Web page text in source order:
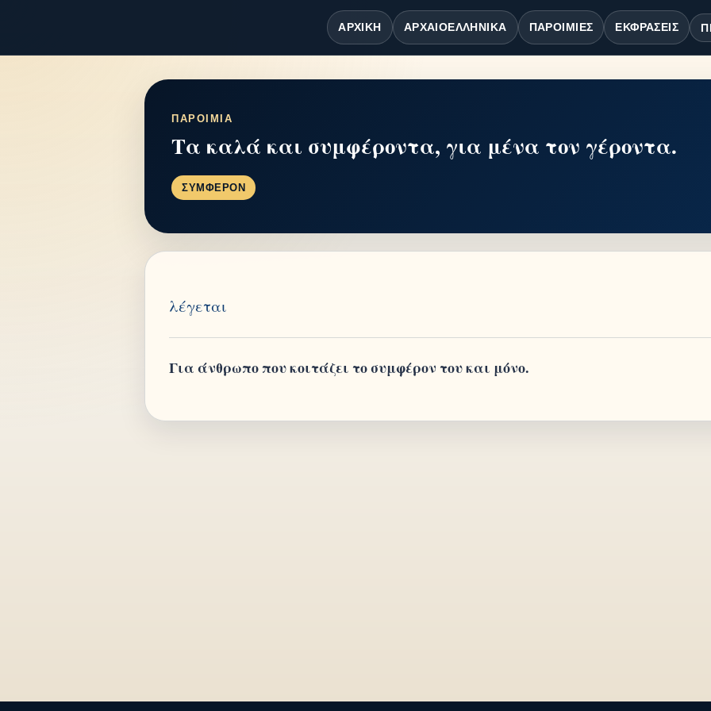
ΑΡΧΙΚΉ ΑΡΧΑΙΟΕΛΛΗΝΙΚΆ ΠΑΡΟΙΜΊΕΣ ΕΚΦΡΆΣΕΙΣ
ΠΑΡΟΙΜΙΑ
Τα καλά και συμφέροντα, για μένα τον γέροντα.
ΣΥΜΦΕΡΟΝ
λέγεται
Για άνθρωπο που κοιτάζει το συμφέρον του και μόνο.